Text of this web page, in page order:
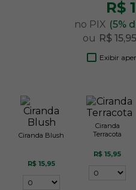
R$
no PIX (5%
ou R$ 15,95
Exibir
Ciranda Blush
R$ 15,95
Ciranda
Terracota
R$ 15,95